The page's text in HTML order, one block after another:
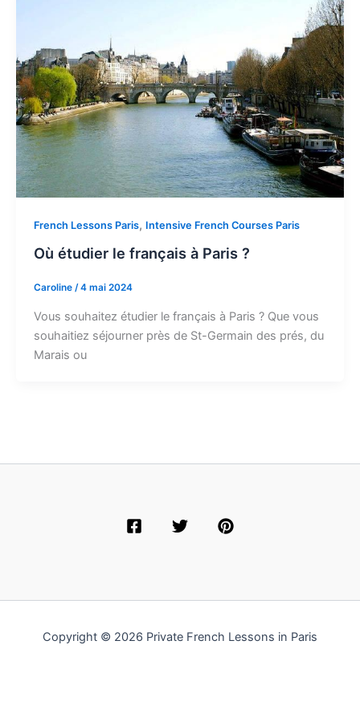
French Lessons Paris, Intensive French Courses Paris
Où étudier le français à Paris ?
Caroline /4 mai 2024
Vous souhaitez étudier le français à Paris ? Que vous
souhaitiez séjourner près de St-Germain des prés, du
Marais ou
Copyright © 2026 Private French Lessons in Paris